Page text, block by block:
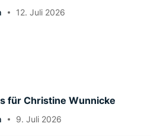
12. Juli 2026
für Christine Wunnicke
9. Juli 2026